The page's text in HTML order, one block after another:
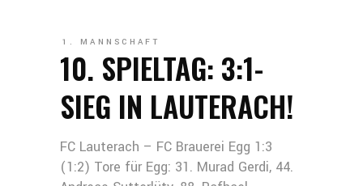
1. MANNSCHAFT
10. SPIELTAG: 3:1-
SIEG IN LAUTERACH!
FC Lauterach – FC Brauerei Egg 1:3
(1:2) Tore für Egg: 31. Murad Gerdi, 44.